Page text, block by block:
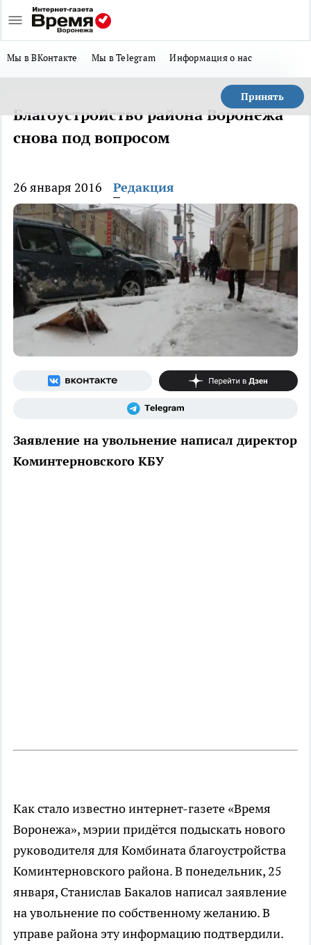
Мы в ВКонтакте Мы в Telegram Информация о нас
Принять
Благоустройство района Воронежа
снова под вопросом
26 января 2016 Редакция
Заявление на увольнение написал директор
Коминтерновского КБУ
Как стало известно интернет-газете «Время
Воронежа», мэрии придётся подыскать нового
руководителя для Комбината благоустройства
Коминтерновского района. В понедельник, 25
января, Станислав Бакалов написал заявление
на увольнение по собственному желанию. В
управе района эту информацию подтвердили.